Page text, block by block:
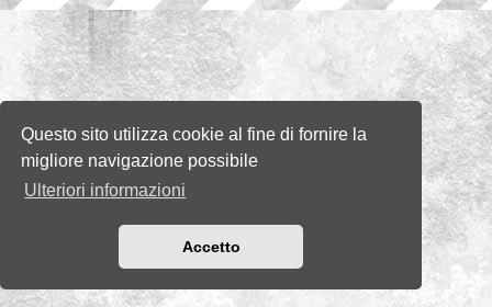
Questo sito utilizza cookie al fine di fornire la
migliore navigazione possibile
Ulteriori informazioni
Accetto